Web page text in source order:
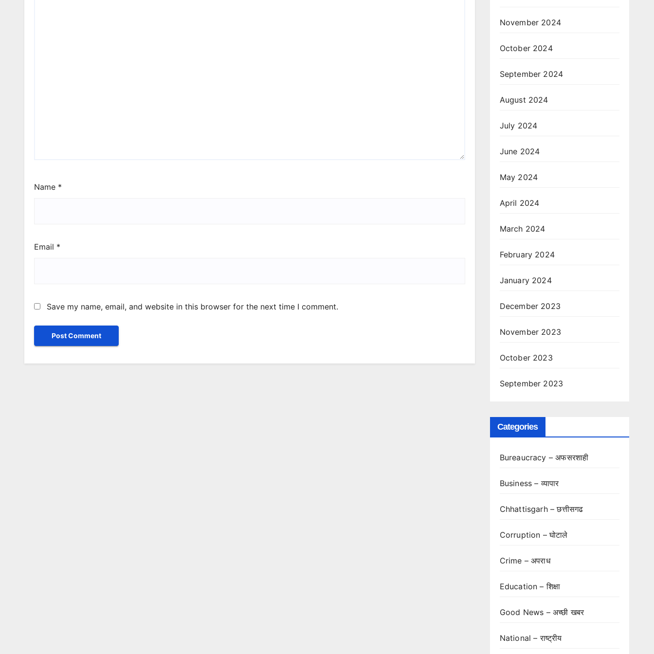
Name *
Email *
Save my name, email, and website in this browser for the next time I comment.
November 2024
October 2024
September 2024
August 2024
July 2024
June 2024
May 2024
April 2024
March 2024
February 2024
January 2024
December 2023
November 2023
October 2023
September 2023
Categories
Bureaucracy – अफसरशाही
Business – व्यापार
Chhattisgarh – छत्तीसगढ
Corruption – घोटाले
Crime – अपराध
Education – शिक्षा
Good News – अच्छी खबर
National – राष्ट्रीय